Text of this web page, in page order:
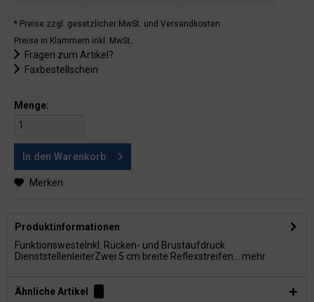
* Preise zzgl. gesetzlicher MwSt. und Versandkosten
Preise in Klammern inkl. MwSt.:
Fragen zum Artikel?
Faxbestellschein
Menge:
In den Warenkorb
Merken
Produktinformationen
FunktionswesteInkl. Rücken- und Brustaufdruck
DienststellenleiterZwei 5 cm breite Reflexstreifen...
mehr
Ähnliche Artikel